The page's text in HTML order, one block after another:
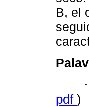
B, el
·
pdf )